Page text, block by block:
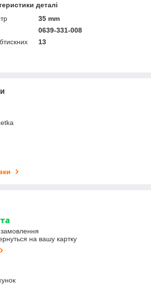
деталі
35 mm
0639-331-008
13
на вашу картку